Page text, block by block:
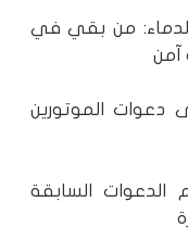
من بقي في
آمن
دعوات الموتورين
السابقة